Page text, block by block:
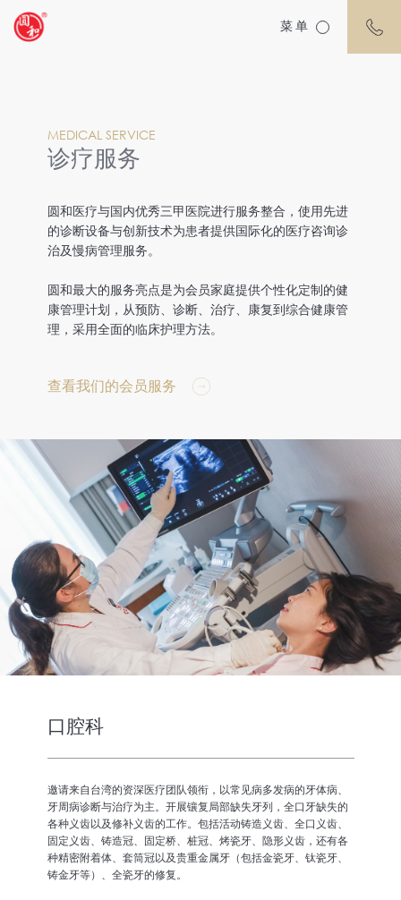
MEDICAL SERVICE
诊疗服务
圆和医疗与国内优秀三甲医院进行服务整合，使用先进
的诊断设备与创新技术为患者提供国际化的医疗咨询诊
治及慢病管理服务。
圆和最大的服务亮点是为会员家庭提供个性化定制的健
康管理计划，从预防、诊断、治疗、康复到综合健康管
理，采用全面的临床护理方法。
查看我们的会员服务
口腔科
邀请来自台湾的资深医疗团队领衔，以常见病多发病的牙体病、
牙周病诊断与治疗为主。开展镶复局部缺失牙列，全口牙缺失的
各种义齿以及修补义齿的工作。包括活动铸造义齿、全口义齿、
固定义齿、铸造冠、固定桥、桩冠、烤瓷牙、隐形义齿，还有各
种精密附着体、套筒冠以及贵重金属牙（包括金瓷牙、钛瓷牙、
铸金牙等）、全瓷牙的修复。
菜单